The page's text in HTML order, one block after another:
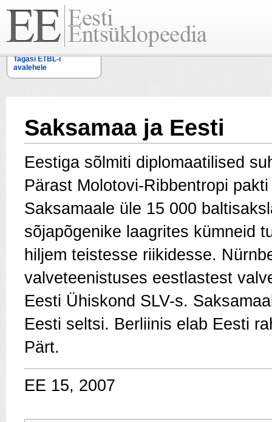
Tagasi ETBL-i
avalehele
Saksamaa ja Eesti
Eestiga sõlmiti diplomaatilised
Pärast Molotovi-Ribbentropi
Saksamaale üle 15 000
sõjapõgenike laagrites kümneid
hiljem teistesse riikidesse.
valveteenistuses eestlas­test
Eesti Ühiskond SLV-s.
Eesti seltsi. Berliinis elab Eesti
Pärt.
EE 15, 2007